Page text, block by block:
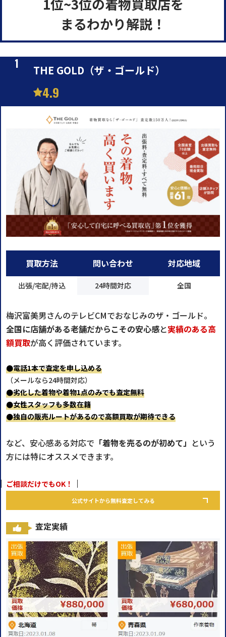
1位~3位の着物買取店を
まるわかり解説！
THE GOLD（ザ・ゴールド）
4.9
買取方法
出張/宅配/持込
問い合わせ
24時間対応
対応地域
全国
梅沢富美男さんのテレビCMでおなじみのザ・ゴールド。
全国に店舗がある老舗だからこその安心感と実績のある高
額買取が高く評価されています。
●電話1本で査定を申し込める
（メールなら24時間対応）
●劣化した着物や着物1点のみでも査定無料
●女性スタッフも多数在籍
●独自の販売ルートがあるので高額買取が期待できる
など、安心感ある対応で 「着物を売るのが初めて」 という
方には特にオススメできます。
ご相談だけでもOK！
公式サイトから無料査定してみる
査定実績